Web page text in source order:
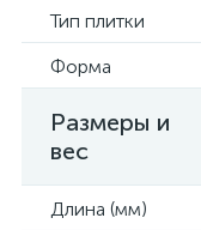
Тип плитки
Форма
Размеры и
вес
Длина (мм)